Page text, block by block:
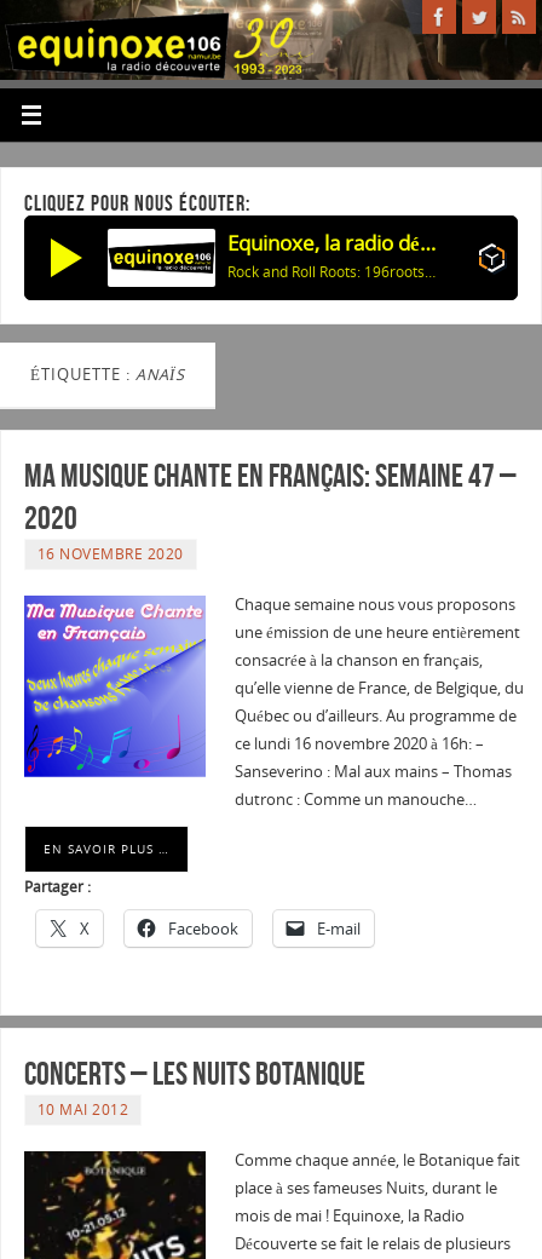
CLIQUEZ POUR NOUS ÉCOUTER:
Equinoxe, la radio découverte
Rock and Roll Roots: 196rootsblum2 23-01-2021
ÉTIQUETTE : ANAÏS
Ma musique chante en Français: Semaine 47 –
2020
16 NOVEMBRE 2020
Chaque semaine nous vous proposons
une émission de une heure entièrement
consacrée à la chanson en français,
qu’elle vienne de France, de Belgique, du
Québec ou d’ailleurs. Au programme de
ce lundi 16 novembre 2020 à 16h: –
Sanseverino : Mal aux mains – Thomas
dutronc : Comme un manouche…
EN SAVOIR PLUS …
Partager :
X Facebook E-mail
Concerts – Les Nuits Botanique
10 MAI 2012
Comme chaque année, le Botanique fait
place à ses fameuses Nuits, durant le
mois de mai ! Equinoxe, la Radio
Découverte se fait le relais de plusieurs